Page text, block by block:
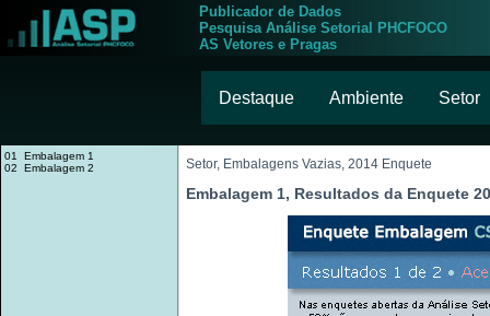
Publicador de Dados
Pesquisa Análise Setorial PHCFOCO
AS Vetores e Pragas
Destaque Ambiente Setor
01 Embalagem 1
02 Embalagem 2
Setor, Embalagens Vazias, 2014 Enquete
Embalagem 1, Resultados da Enquete